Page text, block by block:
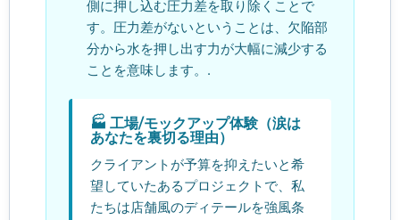
側に押し込む圧力差を取り除くことで
す。圧力差がないということは、欠陥部
分から水を押し出す力が大幅に減少する
ことを意味します。.
🏭 工場/モックアップ体験（涙は
あなたを裏切る理由）
クライアントが予算を抑えたいと希
望していたあるプロジェクトで、私
たちは店舗風のディテールを強風条